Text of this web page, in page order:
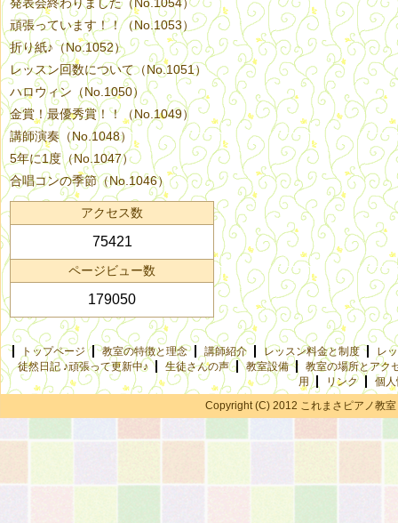
頑張っています！！（No.1053）
折り紙♪（No.1052）
レッスン回数について（No.1051）
ハロウィン（No.1050）
金賞！最優秀賞！！（No.1049）
講師演奏（No.1048）
5年に1度（No.1047）
合唱コンの季節（No.1046）
アクセス数
75421
ページビュー数
179050
トップページ 教室の特徴と理念 講師紹介 レッスン料金と制度
レ
徒然日記 ♪頑張って更新中♪
生徒さんの声 教室設備
教室の場所とアク
用
リンク
個
Copyright (C) 2012 これまさピアノ教